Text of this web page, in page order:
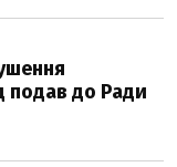
подав до Ради